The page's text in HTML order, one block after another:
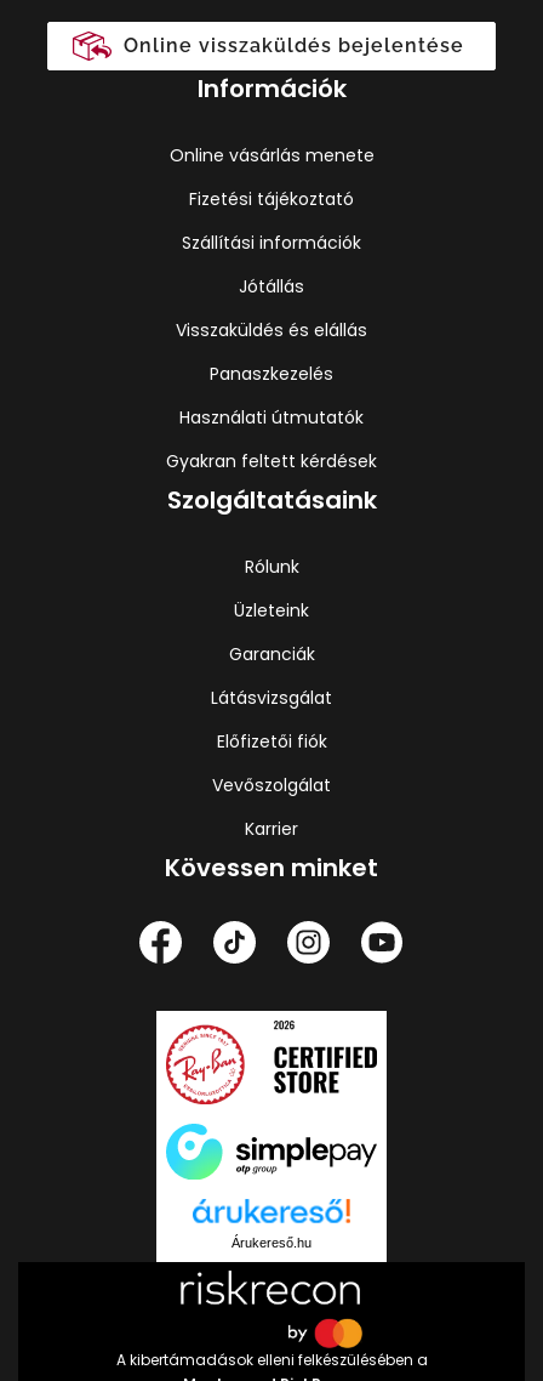
Online visszaküldés bejelentése
Információk
Online vásárlás menete
Fizetési tájékoztató
Szállítási információk
Jótállás
Visszaküldés és elállás
Panaszkezelés
Használati útmutatók
Gyakran feltett kérdések
Szolgáltatásaink
Rólunk
Üzleteink
Garanciák
Látásvizsgálat
Előfizetői fiók
Vevőszolgálat
Karrier
Kövessen minket
Árukereső.hu
A kibertámadások elleni felkészülésében a